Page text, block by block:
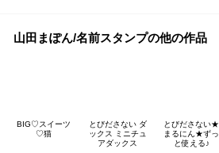
山田まぽん/名前スタンプの他の作品
BIG♡スイーツ
♡猫
とびださない ダ
ックス ミニチュ
アダックス
とびださない★
まるにん★ずっ
と使える♪